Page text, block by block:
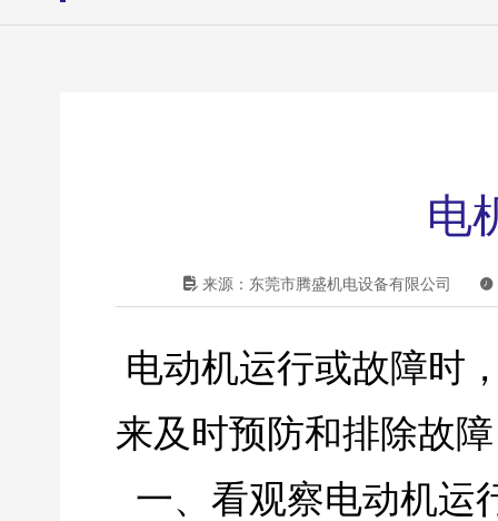
电
来源：东莞市腾盛机电设备有限公司 
电动机运行或故障时
来及时预防和排除故
一、看观察电动机运